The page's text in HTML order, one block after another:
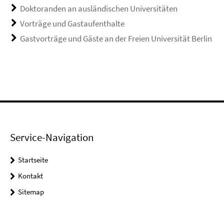
Doktoranden an ausländischen Universitäten
Vorträge und Gastaufenthalte
Gastvorträge und Gäste an der Freien Universität Berlin
Service-Navigation
Startseite
Kontakt
Sitemap